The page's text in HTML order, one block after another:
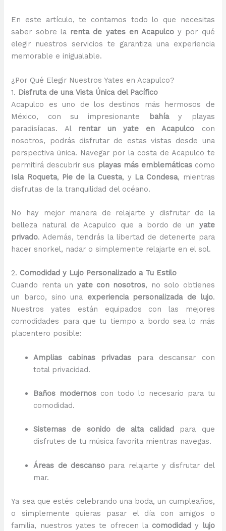
En este artículo, te contamos todo lo que necesitas
saber sobre la renta de yates en Acapulcoy por qué
elegir nuestros servicios te garantiza una experiencia
memorable e inigualable.
¿Por Qué Elegir Nuestros Yates en Acapulco?
1. Disfruta de una Vista Única del Pacífico
Acapulco es uno de los destinos más hermosos de
México, con su impresionante
bahíay playas
paradisíacas. Al
rentar un yate en Acapulco con
nosotros, podrás disfrutar de estas vistas desde una
perspectiva única. Navegar por la costa de Acapulco te
permitirá descubrir sus playas más emblemáticascomo
Isla Roqueta, Pie de la Cuesta, y La Condesa, mientras
disfrutas de la tranquilidad del océano.
No hay mejor manera de relajarte y disfrutar de la
belleza natural de Acapulco que a bordo de un yate
privado. Además, tendrás la libertad de detenerte para
hacer snorkel, nadar o simplemente relajarte en el sol.
2. Comodidad y Lujo Personalizado a Tu Estilo
Cuando renta un yate con nosotros, no solo obtienes
un barco, sino una experiencia personalizada de lujo.
Nuestros yates están equipados con las mejores
comodidades para que tu tiempo a bordo sea lo más
placentero posible:
Amplias cabinas privadas para descansar con
total privacidad.
Baños modernos con todo lo necesario para tu
comodidad.
Sistemas de sonido de alta calidad
para que
disfrutes de tu música favorita mientras navegas.
Áreas de descansopara relajarte y disfrutar del
mar.
Ya sea que estés celebrando una boda, un cumpleaños,
o simplemente quieras pasar el día con amigos o
familia, nuestros yates te ofrecen la comodidad y lujo